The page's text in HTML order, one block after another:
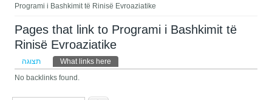
Programi i Bashkimit të Rinisë Evroaziatike
Pages that link to Programi i Bashkimit të
Rinisë Evroaziatike
לשוניות ראשיות
תצוגה What links here
No backlinks found.